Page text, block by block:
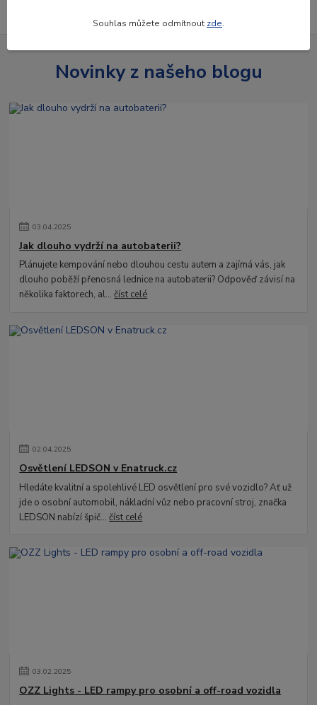
Novinky z našeho blogu
03.04.2025
Jak dlouho vydrží na autobaterii?
Plánujete kempování nebo dlouhou cestu autem a zajímá vás, jak
dlouho poběží přenosná lednice na autobaterii? Odpověď závisí na
několika faktorech, al...číst celé
02.04.2025
Osvětlení LEDSON v Enatruck.cz
Hledáte kvalitní a spolehlivé LED osvětlení pro své vozidlo? Ať už
jde o osobní automobil, nákladní vůz nebo pracovní stroj, značka
LEDSON nabízí špič...číst celé
03.02.2025
OZZ Lights - LED rampy pro osobní a off-road vozidla
Souhlas můžete odmítnout zde.